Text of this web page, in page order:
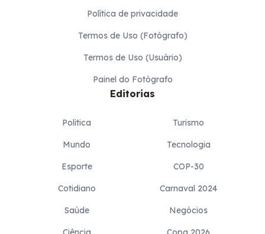
Política de privacidade
Termos de Uso (Fotógrafo)
Termos de Uso (Usuário)
Painel do Fotógrafo
Editorias
Politica
Mundo
Esporte
Cotidiano
Saúde
Turismo
Tecnologia
COP-30
Carnaval 2024
Negócios